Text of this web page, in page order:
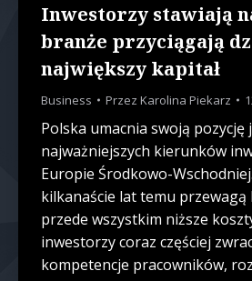
Inwestorzy stawiają
branże przyciągają
największy kapitał
Business Przez Karolina Piekarz
Polska umacnia swoją pozycję
najważniejszych kierunków
Europie Środkowo-
kilkanaście lat temu przewagą
przede wszystkim niższe
inwestorzy coraz częściej
kompetencje pracowników,